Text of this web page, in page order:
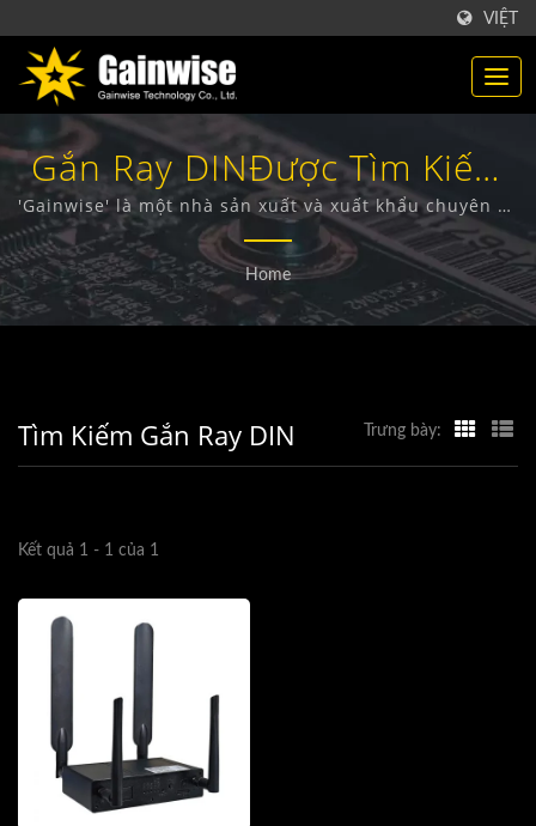
VIỆT
Gắn Ray DINĐược Tìm Kiếm
| Nhà Sản Xuất Sản Phẩm
Viễn Thông Đài Loan |
Gainwise Technology Co.,
'Gainwise' là một nhà sản xuất và xuất khẩu chuyên về
thiết kế, phát triển và sản xuất các thiết bị không dây
cố định, Intercom cửa 4G, Mở cổng 4G và Báo khói 4G.
Home
Tìm Kiếm Gắn Ray DIN Trưng bày:
Kết quả 1 - 1 của 1